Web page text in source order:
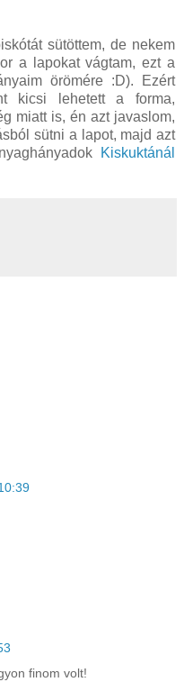
sütöttem, de nekem
a lapokat vágtam, ezt a
örömére :D). Ezért
kicsi lehetett a forma,
miatt is, én azt javaslom,
sütni a lapot, majd azt
Kiskuktánál
finom volt!